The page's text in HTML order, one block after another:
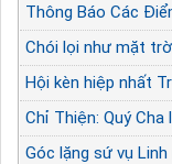
Thông Báo Các
Chói lọi như mặt
Hội kèn hiệp nhất
Chỉ Thiện: Quý
Góc lặng sứ vụ Linh